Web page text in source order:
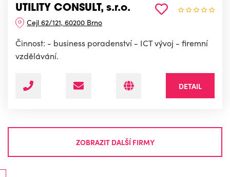
UTILITY CONSULT, s.r.o.
Cejl 62/121, 60200 Brno
Činnost: - business poradenství - ICT vývoj - firemní
vzdělávání.
DETAIL
ZOBRAZIT DALŠÍ FIRMY